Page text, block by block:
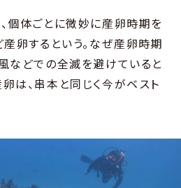
個体ごとに微妙に産卵時期を
卵するという。なぜ産卵時期
などでの全滅を避けていると
は、串本と同じく今がベスト